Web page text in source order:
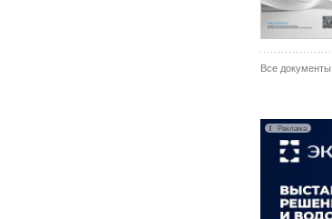
Все документы
Реклама